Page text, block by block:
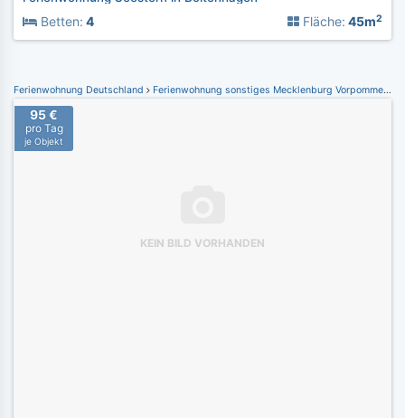
Betten: 4 Fläche: 45m2
Ferienwohnung Deutschland Ferienwohnung sonstiges Mecklenburg Vorpommern
KEIN BILD VORHANDEN
95 €
pro Tag
je Objekt